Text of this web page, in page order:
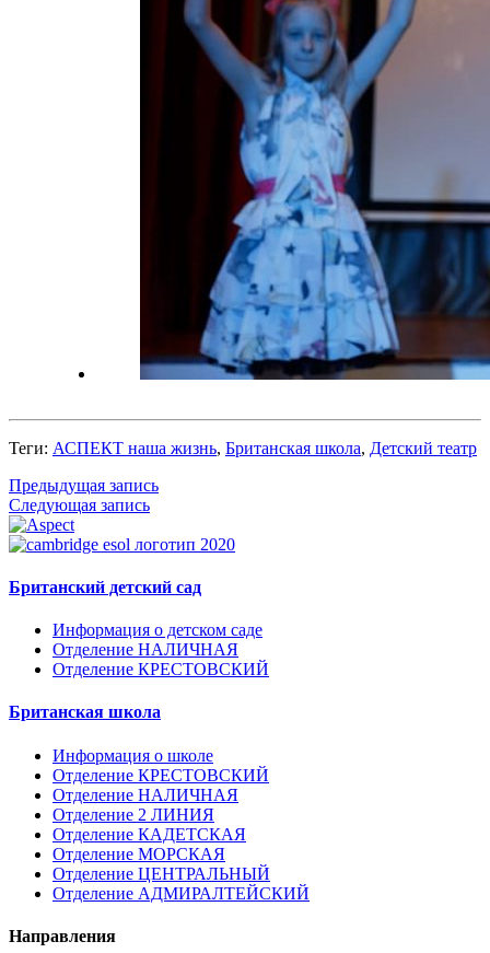
Теги: АСПЕКТ наша жизнь, Британская школа, Детский театр
Предыдущая запись
Следующая запись
Британский детский сад
Информация о детском саде
Отделение НАЛИЧНАЯ
Отделение КРЕСТОВСКИЙ
Британская школа
Информация о школе
Отделение КРЕСТОВСКИЙ
Отделение НАЛИЧНАЯ
Отделение 2 ЛИНИЯ
Отделение КАДЕТСКАЯ
Отделение МОРСКАЯ
Отделение ЦЕНТРАЛЬНЫЙ
Отделение АДМИРАЛТЕЙСКИЙ
Направления